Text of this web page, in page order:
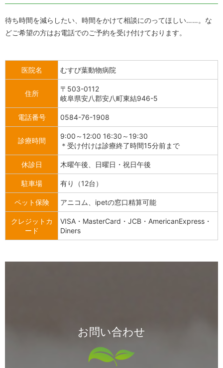
待ち時間を減らしたい、時間をかけて相談にのってほしい……。 な
どご希望の方はお電話でのご予約を受け付けております。
医院名 むすび葉動物病院
住所
〒503-0112
岐阜県安八郡安八町東結946-5
電話番号 0584-76-1908
診療時間
9:00～12:00 16:30～19:30
＊受け付けは診療終了時間15分前まで
休診日 木曜午後、日曜日・祝日午後
駐車場 有り（12台）
ペット保険 アニコム、ipetの窓口精算可能
クレジットカ
ード
VISA・MasterCard・JCB・AmericanExpress・
Diners
お問い合わせ